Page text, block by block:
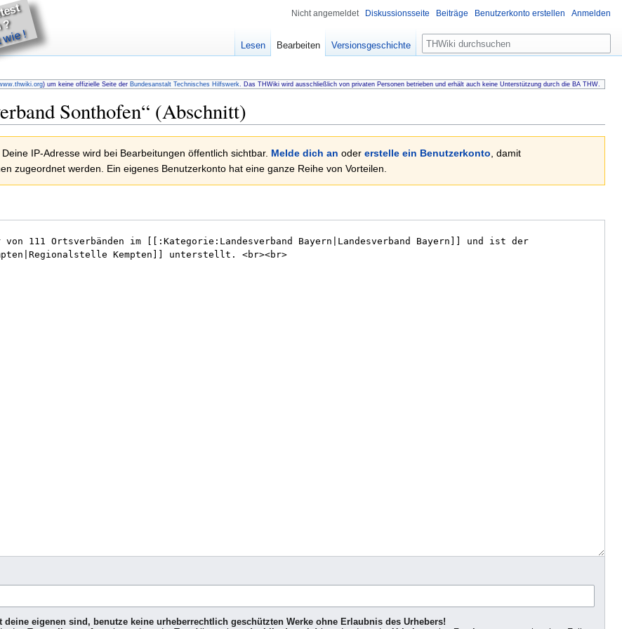
!
) um keine offizielle Seite der Bundesanstalt Technisches Hilfswerk . Das THWiki wird ausschließlich von privaten Personen betrieben und erhält auch keine Unterstützung durch die BA THW.
Sonthofen“ (Abschnitt)
IP-Adresse wird bei Bearbeitungen öffentlich sichtbar. Melde dich an oder erstelle ein Benutzerkonto , damit
zugeordnet werden. Ein eigenes Benutzerkonto hat eine ganze Reihe von Vorteilen.
eigenen sind, benutze keine urheberrechtlich geschützten Werke ohne Erlaubnis des Urhebers!
Nicht angemeldet Diskussionsseite Beiträge Benutzerkonto erstellen Anmelden
Lesen Bearbeiten Versionsgeschichte Suche